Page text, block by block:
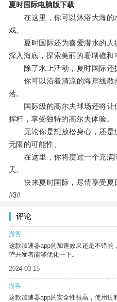
夏时国际电脑版下载
在这里，你可以沐浴大海的
戏。
夏时国际还为喜爱潜水的人
深入海底，探索美丽的珊瑚礁和
除了水上活动，夏时国际还
你可以沿着清凉的海岸线散
落。
国际级的高尔夫球场还将让
挥杆，享受独特的高尔夫体验。
无论你是想放松身心，还是
无限的可能性。
在这里，你将度过一个充满
天。
快来夏时国际，尽情享受夏
#3#
评论
游客
这款加速器app的加速效果还是不错
望开发者能够优化一下。
2024-03-15
游客
这款加速器app的安全性很高，使用过